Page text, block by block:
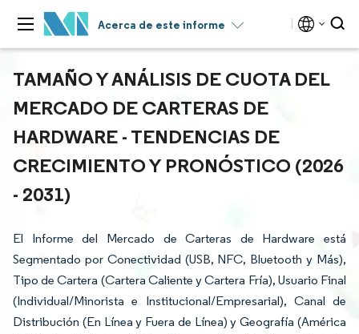
Acerca de este informe
TAMAÑO Y ANÁLISIS DE CUOTA DEL
MERCADO DE CARTERAS DE
HARDWARE - TENDENCIAS DE
CRECIMIENTO Y PRONÓSTICO (2026
- 2031)
El Informe del Mercado de Carteras de Hardware está
Segmentado por Conectividad (USB, NFC, Bluetooth y Más),
Tipo de Cartera (Cartera Caliente y Cartera Fría), Usuario Final
(Individual/Minorista e Institucional/Empresarial), Canal de
Distribución (En Línea y Fuera de Línea) y Geografía (América